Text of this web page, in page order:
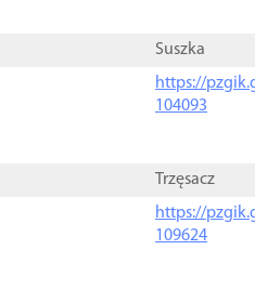
Suszka
https://
104093
Trzęsacz
https://
109624